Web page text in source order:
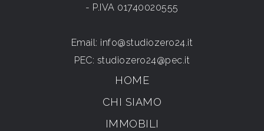
- P.IVA 01740020555
Email: info@studiozero24.it
PEC: studiozero24@pec.it
HOME
CHI SIAMO
IMMOBILI